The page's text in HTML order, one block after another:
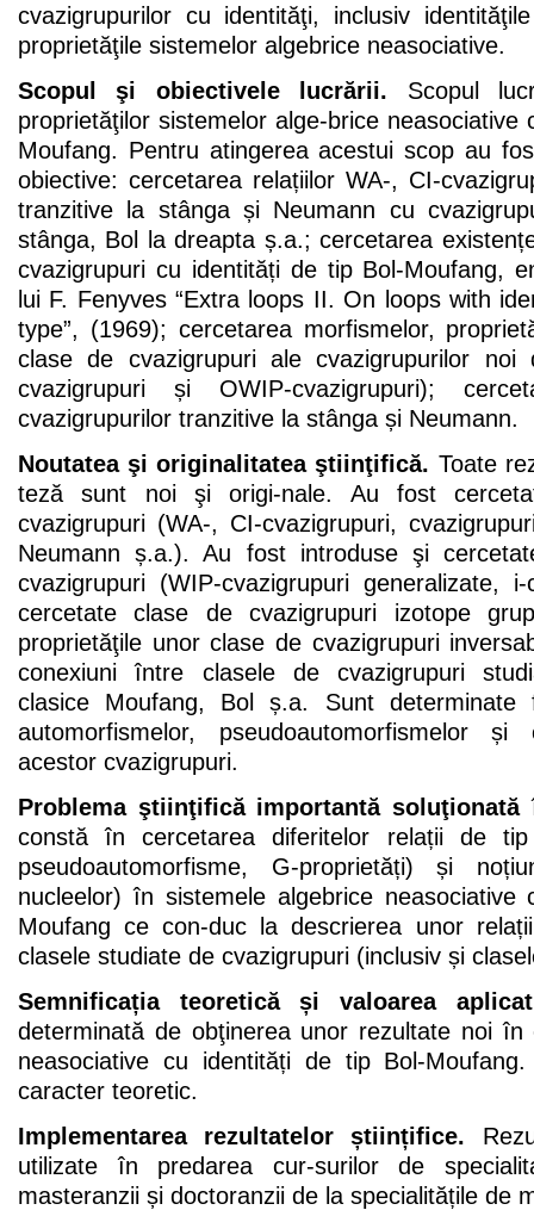
cvazigrupurilor cu identităţi, inclusiv
proprietăţile sistemelor algebrice neasociative.
Scopul şi obiectivele lucrării. Scopul
proprietăţilor sistemelor alge-brice neasociative
Moufang. Pentru atingerea acestui scop au
obiective: cercetarea relațiilor WA-, CI-
tranzitive la stânga și Neumann cu
stânga, Bol la dreapta ș.a.; cercetarea
cvazigrupuri cu identități de tip Bol-Moufang,
lui F. Fenyves “Extra loops II. On loops with
type”, (1969); cercetarea morfismelor,
clase de cvazigrupuri ale cvazigrupurilor
cvazigrupuri și OWIP-cvazigrupuri);
cvazigrupurilor tranzitive la stânga și Neumann.
Noutatea şi originalitatea ştiinţifică. Toate
teză sunt noi şi origi-nale. Au fost
cvazigrupuri (WA-, CI-cvazigrupuri,
Neumann ș.a.). Au fost introduse şi
cvazigrupuri (WIP-cvazigrupuri generalizate,
cercetate clase de cvazigrupuri izotope
proprietăţile unor clase de cvazigrupuri
conexiuni între clasele de cvazigrupuri
clasice Moufang, Bol ș.a. Sunt determinate
automorfismelor, pseudoautomorfismelor și
acestor cvazigrupuri.
Problema ştiinţifică importantă soluţionată
constă în cercetarea diferitelor relații de tip
pseudoautomorfisme, G-proprietăți) și
nucleelor) în sistemele algebrice
Moufang ce con-duc la descrierea unor
clasele studiate de cvazigrupuri (inclusiv și
Semnificația teoretică și valoarea
determinată de obţinerea unor rezultate noi în
neasociative cu identități de tip Bol-
caracter teoretic.
Implementarea rezultatelor științifice.
utilizate în predarea cur-surilor de
masteranzii și doctoranzii de la specialitățile de